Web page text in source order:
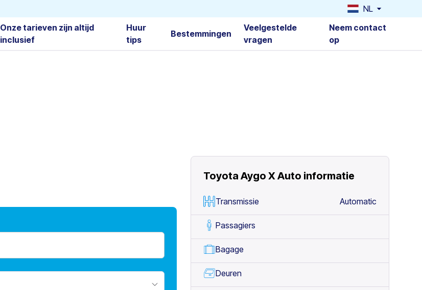
NL
Onze tarieven zijn altijd
inclusief
Huur
tips
Bestemmingen
Veelgestelde
vragen
Neem contact
op
Toyota Aygo X Auto informatie
Transmissie Automatic
Passagiers
Bagage
Deuren